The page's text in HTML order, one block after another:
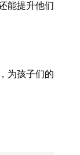
能提升他们
为孩子们的